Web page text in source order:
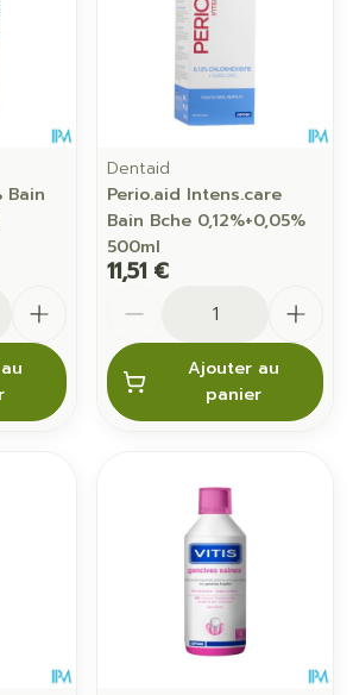
Bain
Dentaid
Perio.aid Intens.care
Bain Bche 0,12%+0,05%
500ml
11,51 €
Ajouter au
panier